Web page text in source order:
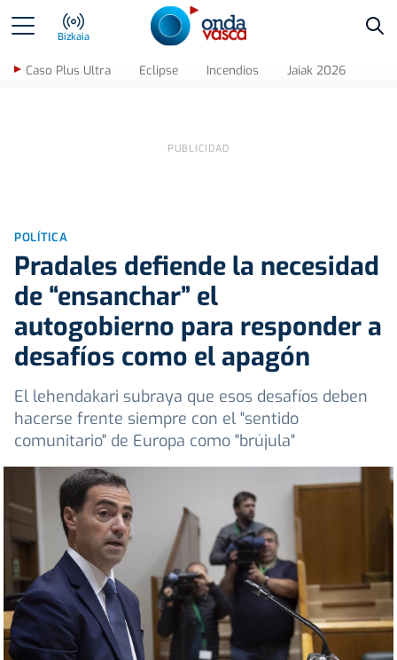
Bizkaia
Caso Plus Ultra Eclipse Incendios Jaiak 2026
POLÍTICA
Pradales defiende la necesidad
de “ensanchar” el
autogobierno para responder a
desafíos como el apagón
El lehendakari subraya que esos desafíos deben
hacerse frente siempre con el "sentido
comunitario" de Europa como "brújula"